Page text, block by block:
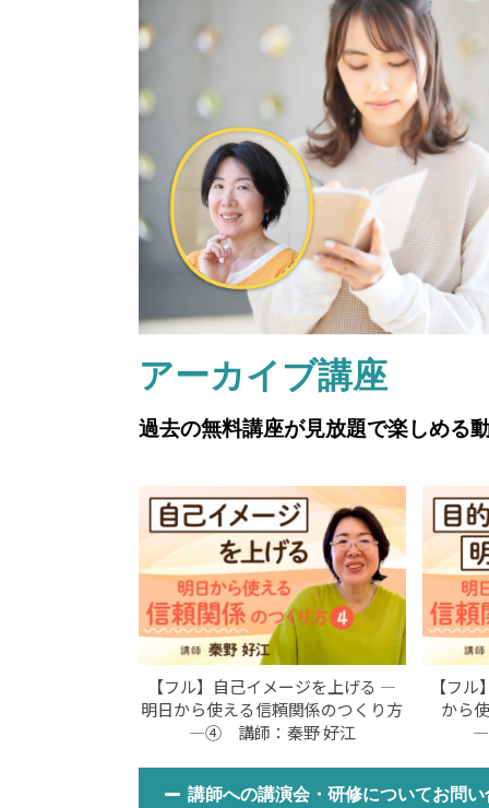
アーカイブ講座
過去の無料講座が見放題で楽しめ
【フル】自己イメージを上げる ―
明日から使える信頼関係のつくり方
―④ 講師：秦野 好江
【フ
から
講師への講演会・研修についてお問